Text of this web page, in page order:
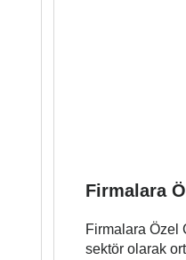
Firmalara
Firmalara Özel
sektör olarak